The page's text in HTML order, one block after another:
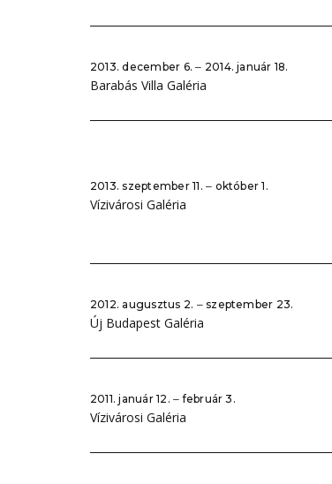
2013. december 6. ‒ 2014. január 18.
Barabás Villa Galéria
2013. szeptember 11. ‒ október 1.
Vízivárosi Galéria
2012. augusztus 2. ‒ szeptember 23.
Új Budapest Galéria
2011. január 12. ‒ február 3.
Vízivárosi Galéria